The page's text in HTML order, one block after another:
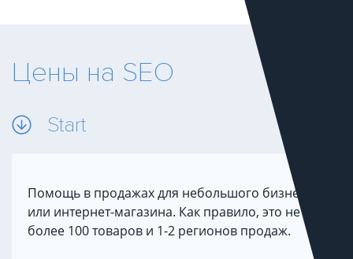
Цены на SEO
Start
Помощь в продажах для небольшого бизнеса
или интернет-магазина. Как правило, это не
более 100 товаров и 1-2 регионов продаж.